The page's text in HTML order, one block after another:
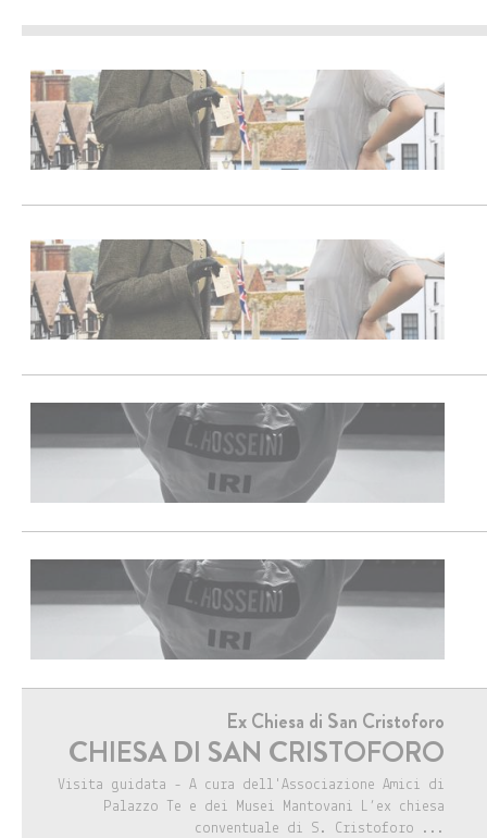
Ex Chiesa di San Cristoforo
CHIESA DI SAN CRISTOFORO
Visita guidata - A cura dell'Associazione Amici di
Palazzo Te e dei Musei Mantovani L’ex chiesa
conventuale di S. Cristoforo ...